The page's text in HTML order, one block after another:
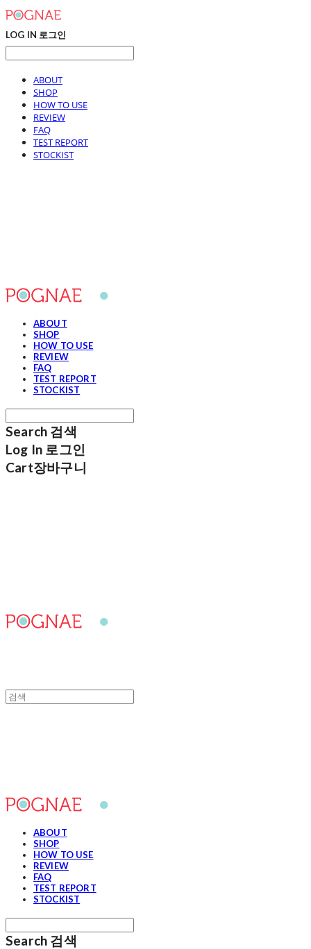
LOG IN 로그인
ABOUT
SHOP
HOW TO USE
REVIEW
FAQ
TEST REPORT
STOCKIST
ABOUT
SHOP
HOW TO USE
REVIEW
FAQ
TEST REPORT
STOCKIST
Search 검색
Log In 로그인
Cart장바구니
ABOUT
SHOP
HOW TO USE
REVIEW
FAQ
TEST REPORT
STOCKIST
Search 검색